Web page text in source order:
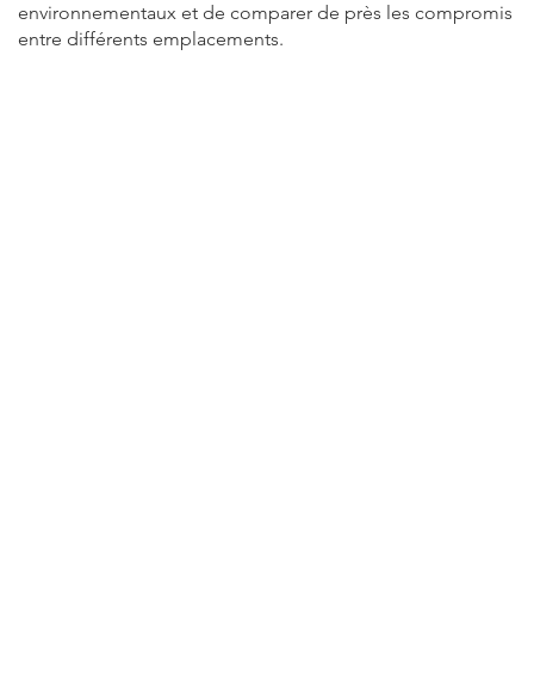
environnementaux et de comparer de près les compromis
entre différents emplacements.